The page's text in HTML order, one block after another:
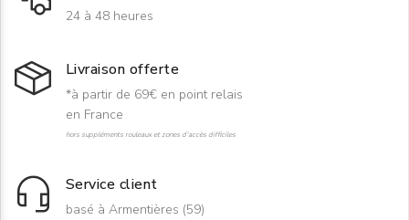
24 à 48 heures
Livraison offerte
*à partir de 69€ en point relais
en France
hors suppléments rouleaux et zones d'accès difficiles
Service client
basé à Armentières (59)